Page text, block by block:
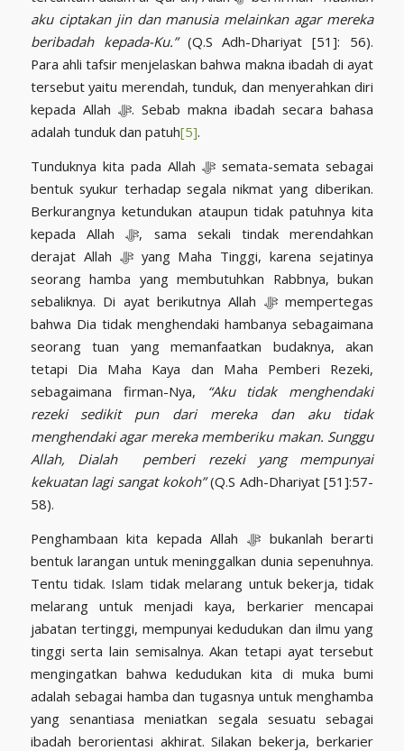
aku ciptakan jin dan manusia melainkan agar mereka
beribadah kepada-Ku.”(Q.S Adh-Dhariyat [51]: 56).
Para ahli tafsir menjelaskan bahwa makna ibadah di ayat
tersebut yaitu merendah, tunduk, dan menyerahkan diri
kepada Allah ﷻ. Sebab makna ibadah secara bahasa
adalah tunduk dan patuh[5].
Tunduknya kita pada Allah ﷻ semata-semata sebagai
bentuk syukur terhadap segala nikmat yang diberikan.
Berkurangnya ketundukan ataupun tidak patuhnya kita
kepada Allah ﷻ, sama sekali tindak merendahkan
derajat Allah ﷻ yang Maha Tinggi, karena sejatinya
seorang hamba yang membutuhkan Rabbnya, bukan
sebaliknya. Di ayat berikutnya Allah ﷻ mempertegas
bahwa Dia tidak menghendaki hambanya sebagaimana
seorang tuan yang memanfaatkan budaknya, akan
tetapi Dia Maha Kaya dan Maha Pemberi Rezeki,
sebagaimana firman-Nya,
“Aku tidak menghendaki
rezeki sedikit pun dari mereka dan aku tidak
menghendaki agar mereka memberiku makan. Sunggu
Allah, Dialah pemberi rezeki yang mempunyai
kekuatan lagi sangat kokoh”(Q.S Adh-Dhariyat [51]:57-
58).
Penghambaan kita kepada Allah ﷻ bukanlah berarti
bentuk larangan untuk meninggalkan dunia sepenuhnya.
Tentu tidak. Islam tidak melarang untuk bekerja, tidak
melarang untuk menjadi kaya, berkarier mencapai
jabatan tertinggi, mempunyai kedudukan dan ilmu yang
tinggi serta lain semisalnya. Akan tetapi ayat tersebut
mengingatkan bahwa kedudukan kita di muka bumi
adalah sebagai hamba dan tugasnya untuk menghamba
yang senantiasa meniatkan segala sesuatu sebagai
ibadah berorientasi akhirat. Silakan bekerja, berkarier